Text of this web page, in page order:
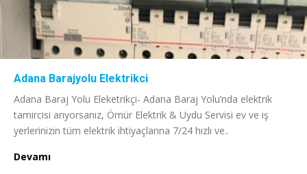
Adana Barajyolu Elektrikci
Adana Baraj Yolu Eleketrikçi- Adana Baraj Yolu’nda elektrik
tamircisi arıyorsanız, Ömür Elektrik & Uydu Servisi ev ve iş
yerlerinizin tüm elektrik ihtiyaçlarına 7/24 hızlı ve..
Devamı